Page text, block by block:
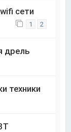
сети
1 2
дрель
техники